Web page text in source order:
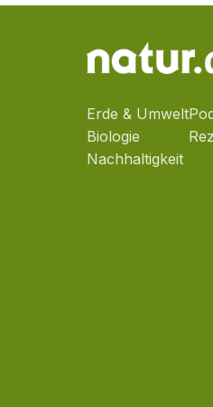
Erde & Umwelt
Biologie
Nachhaltigkeit